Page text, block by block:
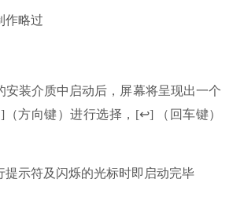
作略过
安装介质中启动后，屏幕将呈现出一个
方向键）进行选择，[↩] （回车键）
提示符及闪烁的光标时即启动完毕